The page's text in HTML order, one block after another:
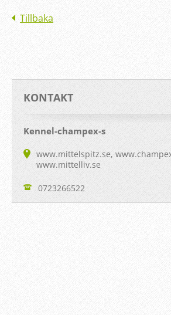
Tillbaka
KONTAKT
Kennel-champex-s
www.mittelspitz.se,
www.mittelliv.se
0723266522